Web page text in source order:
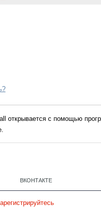
открывается с помощью
ВКОНТАКТЕ